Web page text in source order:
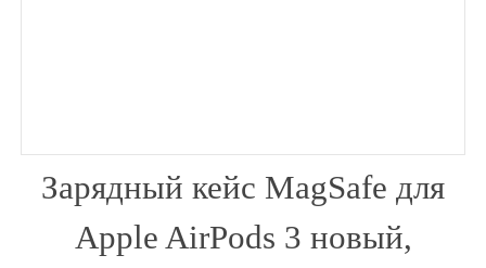
Зарядный кейс MagSafe для
Apple AirPods 3 новый,